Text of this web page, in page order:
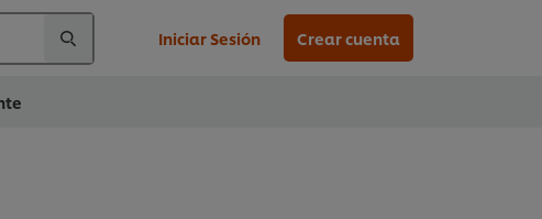
Iniciar Sesión Crear cuenta